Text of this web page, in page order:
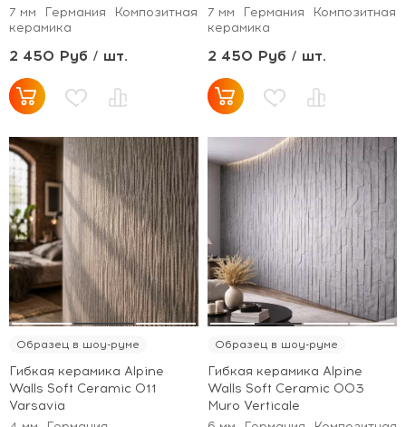
7 мм
Германия
Композитная
керамика
2 450 Руб / шт.
7 мм
Германия
Композитная
керамика
2 450 Руб / шт.
Образец в шоу-руме
Гибкая керамика Alpine
Walls Soft Ceramic 011
Varsavia
Образец в шоу-руме
Гибкая керамика Alpine
Walls Soft Ceramic 003
Muro Verticale